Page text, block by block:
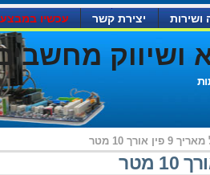
ושירות יצירת קשר עכשיו במבצע
מחשבים
פין אורך 10 מטר